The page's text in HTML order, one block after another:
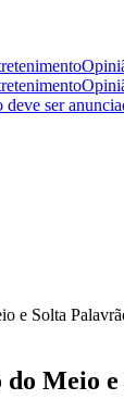
ser
e Solta
do